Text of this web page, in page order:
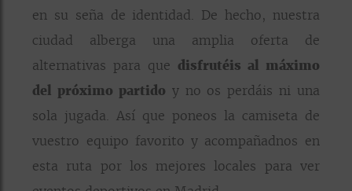
en su seña de identidad. De hecho, nuestra
ciudad alberga una amplia oferta de
alternativas para que disfrutéis al máximo
del próximo partido y no os perdáis ni una
sola jugada. Así que poneos la camiseta de
vuestro equipo favorito y acompañadnos en
esta ruta por los mejores locales para ver